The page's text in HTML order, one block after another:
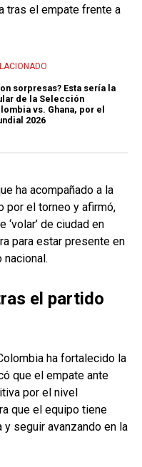
tras el empate frente a
sorpresas? Esta sería la
de la Selección
vs. Ghana, por el
2026
ha acompañado a la
por el torneo y afirmó,
de ciudad en
para estar presente en
el partido
ha fortalecido la
que el empate ante
por el nivel
que el equipo tiene
y seguir avanzando en la